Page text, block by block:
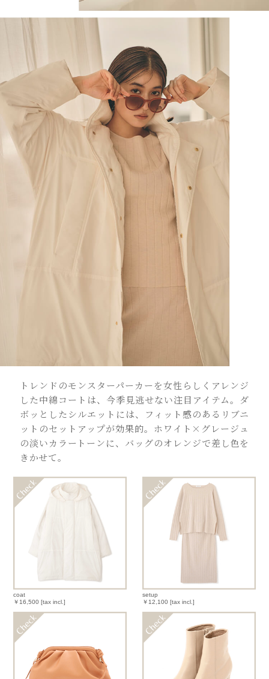
トレンドのモンスターパーカーを女性らしくアレンジ
した中綿コートは、今季見逃せない注目アイテム。ダ
ボッとしたシルエットには、フィット感のあるリブニ
ットのセットアップが効果的。ホワイト×グレージュ
の淡いカラートーンに、バッグのオレンジで差し色を
きかせて。
coat
￥16,500 [tax incl.]
setup
￥12,100 [tax incl.]